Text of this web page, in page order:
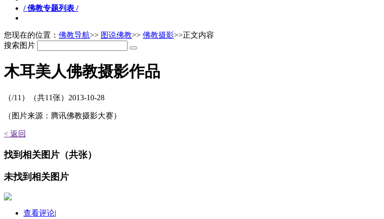
/ 佛教专题列表 /
您现在的位置： 佛教导航>> 图说佛教>> 佛教摄影>>正文内容
搜索图片
木耳美人佛教摄影作品
（/11） （共11张） 2013-10-28
（图片来源：腾讯佛教摄影大赛）
< 返回
找到相关图片 （共张）
未找到相关图片
查看评论|